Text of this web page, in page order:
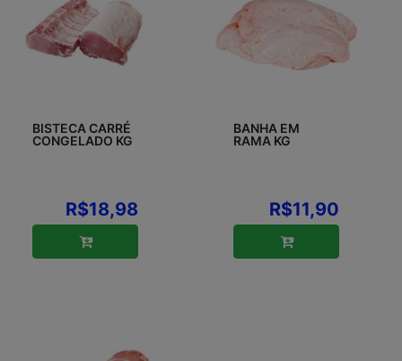
BISTECA CARRÉ
CONGELADO KG
R$18,98
BANHA EM
RAMA KG
R$11,90